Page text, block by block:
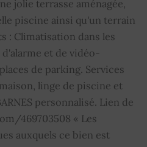
OUI
15 030 €
jolie terrasse aménagée,
piscine ainsi qu'un terrain
: Climatisation dans les
et de vidéo-
de parking. Services
linge de piscine et
personnalisé. Lien de
469703508 « Les
auxquels ce bien est